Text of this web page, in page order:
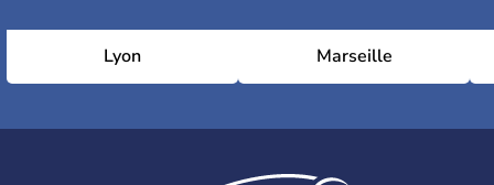
Lyon Marseille